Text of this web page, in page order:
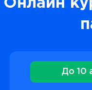
Онлайн
До 10